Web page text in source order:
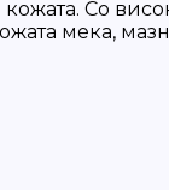
Со
мека,